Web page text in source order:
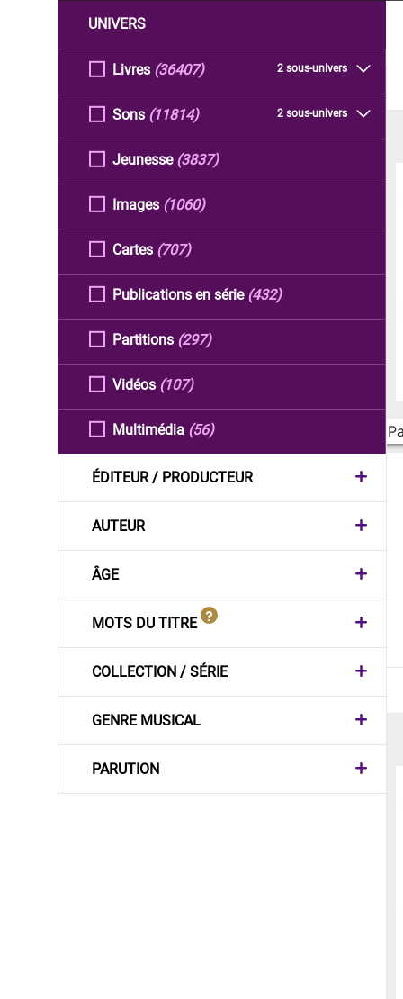
UNIVERS
Livres 2 sous-univers
(36407)
Sons 2 sous-univers
(11814)
Jeunesse (3837)
Images (1060)
Cartes (707)
Publications en série (432)
Partitions (297)
Vidéos (107)
Multimédia (56)
ÉDITEUR / PRODUCTEUR
AUTEUR
ÂGE
MOTS DU TITRE
COLLECTION / SÉRIE
GENRE MUSICAL
PARUTION